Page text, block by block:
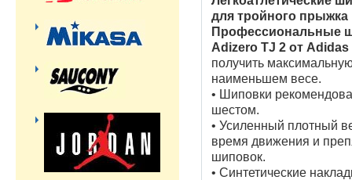
для тройного прыжка
Профессиональные
Adizero TJ 2 от Adidas
получить
наименьшем весе.
• Шиповки
шестом.
• Усиленный плотный
время движения и
шиповок.
• Синтетические